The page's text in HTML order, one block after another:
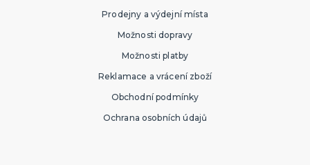
Prodejny a výdejní místa
Možnosti dopravy
Možnosti platby
Reklamace a vrácení zboží
Obchodní podmínky
Ochrana osobních údajů